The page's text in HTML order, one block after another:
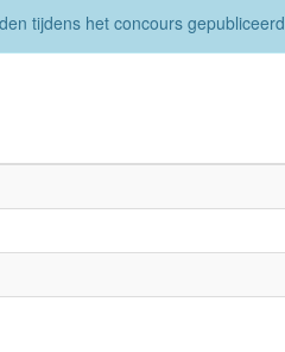
tijdens het concours gepubliceerd